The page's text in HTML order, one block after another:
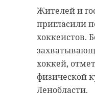
Жителей и
пригласили
хоккеистов.
хоккей,
физической
Ленобласти.
социально
Из них пять
газе, еще 21
с
регионов
экспонатов
из